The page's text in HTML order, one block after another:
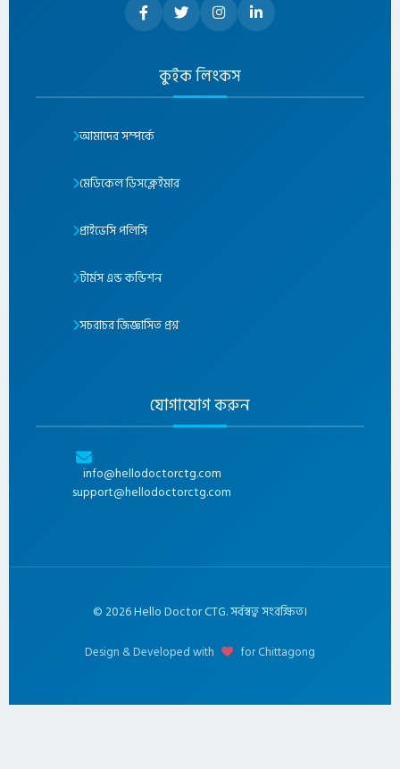
কুইক লিংকস
আমাদের সম্পর্কে
মেডিকেল ডিসক্লেইমার
প্রাইভেসি পলিসি
টার্মস এন্ড কন্ডিশন
সচরাচর জিজ্ঞাসিত প্রশ্ন
যোগাযোগ করুন
info@hellodoctorctg.com
support@hellodoctorctg.com
©2026Hello Doctor CTG. সর্বস্বত্ব সংরক্ষিত।
Design & Developed with for Chittagong